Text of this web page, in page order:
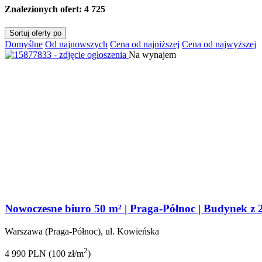
Znalezionych ofert: 4 725
Sortuj oferty po
Domyślne Od najnowszych Cena od najniższej Cena od najwyższej
Na wynajem
Nowoczesne biuro 50 m² | Praga-Północ | Budynek z
Warszawa (Praga-Północ), ul. Kowieńska
4 990 PLN (100 zł/m2)